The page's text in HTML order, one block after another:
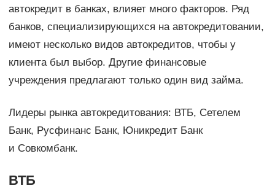
автокредит в банках, влияет много факторов. Ряд
банков, специализирующихся на автокредитовании,
имеют несколько видов автокредитов, чтобы у
клиента был выбор. Другие финансовые
учреждения предлагают только один вид займа.
Лидеры рынка автокредитования: ВТБ, Сетелем
Банк, Русфинанс Банк, Юникредит Банк
и Совкомбанк.
ВТБ